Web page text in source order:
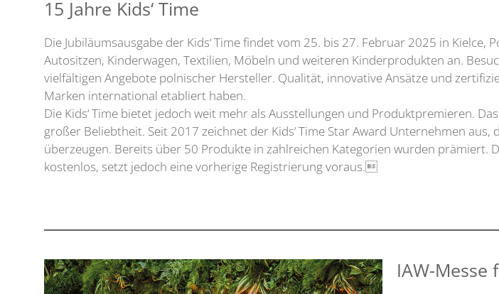
15 Jahre Kids‘ Time
Die Jubiläumsausgabe der Kids‘ Time findet vom 25. bis 27. Februar 2025 in Kielce,
Autositzen, Kinderwagen, Textilien, Möbeln und weiteren Kinderprodukten an.
vielfältigen Angebote polnischer Hersteller. Qualität, innovative Ansätze und
Marken international etabliert haben.
Die Kids‘ Time bietet jedoch weit mehr als Ausstellungen und Produktpremieren.
großer Beliebtheit. Seit 2017 zeichnet der Kids‘ Time Star Award Unternehmen
überzeugen. Bereits über 50 Produkte in zahlreichen Kategorien wurden prämiert.
kostenlos, setzt jedoch eine vorherige Registrierung voraus.
IAW-Messe